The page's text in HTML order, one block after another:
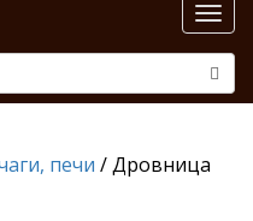
печи / Дровница